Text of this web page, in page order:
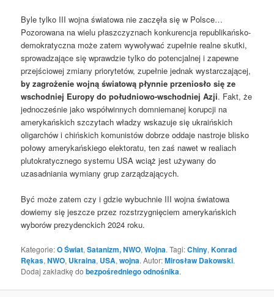
Byle tylko III wojna światowa nie zaczęła się w Polsce…
Pozorowana na wielu płaszczyznach konkurencja republikańsko-
demokratyczna może zatem wywoływać zupełnie realne skutki,
sprowadzające się wprawdzie tylko do potencjalnej i zapewne
przejściowej zmiany priorytetów, zupełnie jednak wystarczającej,
by zagrożenie wojną światową płynnie przeniosło się ze
wschodniej Europy do południowo-wschodniej Azji. Fakt, że
jednocześnie jako współwinnych domniemanej korupcji na
amerykańskich szczytach władzy wskazuje się ukraińskich
oligarchów i chińskich komunistów dobrze oddaje nastroje blisko
połowy amerykańskiego elektoratu, ten zaś nawet w realiach
plutokratycznego systemu USA wciąż jest używany do
uzasadniania wymiany grup zarządzających.
Być może zatem czy i gdzie wybuchnie III wojna światowa
dowiemy się jeszcze przez rozstrzygnięciem amerykańskich
wyborów prezydenckich 2024 roku.
Kategorie:O Świat,Satanizm, NWO,Wojna. Tagi:Chiny,Konrad
Rękas,NWO, Ukraina, USA,wojna. Autor:Mirosław Dakowski.
Dodaj zakładkę dobezpośredniego odnośnika.